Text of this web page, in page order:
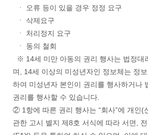
ㆍ 오류 등이 있을 경우 정정 요구
ㆍ 삭제요구
ㆍ 처리정지 요구
ㆍ 동의 철회
※ 14세 미만 아동의 권리 행사는 법정대
며, 14세 이상의 미성년자인 정보체는 정
하여 미성년자 본인이 권리를 행사하거나
권리를 행사할 수 있습니다.
② 1항에 따른 권리 행사는 “회사”에 개인(
관한 고시 별지 제8호 서식에 따라 서면,